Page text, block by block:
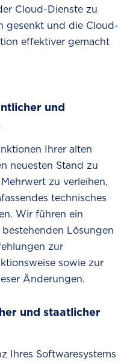
Cloud-Dienste zu
gesenkt und die Cloud-
effektiver gemacht
und
Ihrer alten
neuesten Stand zu
zu verleihen,
technisches
Wir führen ein
Lösungen
zur
sowie zur
Änderungen.
und staatlicher
Ihres Softwaresystems